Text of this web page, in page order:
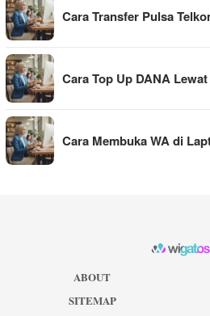
Cara Transfer Pulsa
Cara Top Up DANA
Cara Membuka WA di
ABOUT
SITEMAP